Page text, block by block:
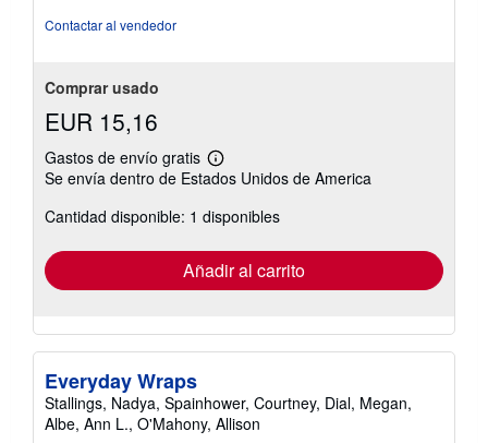
Contactar al vendedor
Comprar usado
EUR 15,16
Gastos de envío gratis
Más
información
las
tarifas
envío
Se envía dentro de Estados Unidos de America
Cantidad disponible: 1 disponibles
Añadir al carrito
Everyday Wraps
Stallings, Nadya, Spainhower, Courtney, Dial, Megan,
Albe, Ann L., O'Mahony, Allison